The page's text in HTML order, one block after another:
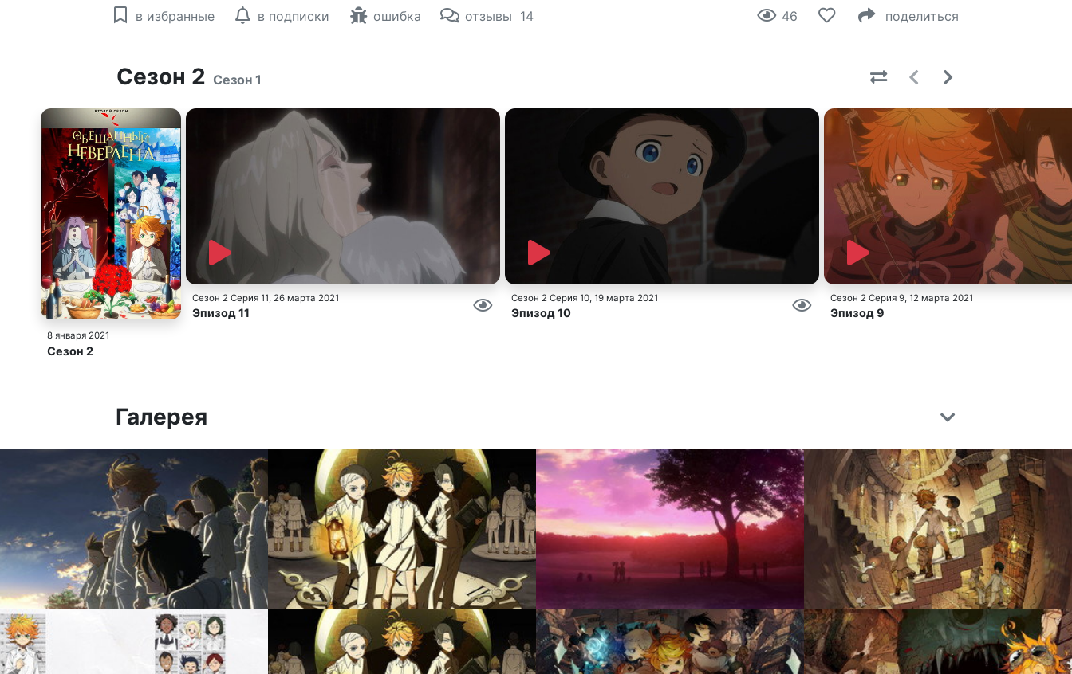
в избранные в подписки ошибка отзывы 14 46 поделиться
Сезон 2 Сезон 1
8 января 2021
Сезон 2
Сезон 2 Серия 11, 26 марта 2021
Эпизод 11
Сезон 2 Серия 10, 19 марта 2021
Эпизод 10
Сезон 2 Серия 9, 12 марта 2021
Эпизод 9
Галерея